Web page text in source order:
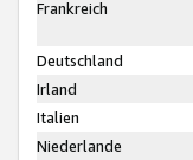
Frankreich
Deutschland
Irland
Italien
Niederlande